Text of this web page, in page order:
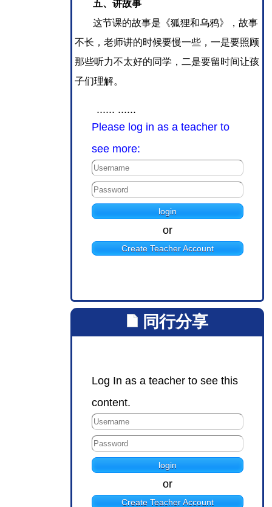
五、讲故事
这节课的故事是《狐狸和乌鸦》，故事
不长，老师讲的时候要慢一些，一是要照顾
那些听力不太好的同学，二是要留时间让孩
子们理解。
...... ......
Please log in as a teacher to
see more:
or
Create Teacher Account
同行分享
Log In as a teacher to see this
content.
or
Create Teacher Account